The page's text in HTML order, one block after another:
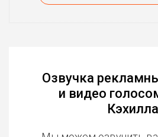
Озвучка
и видео
Кэхилла